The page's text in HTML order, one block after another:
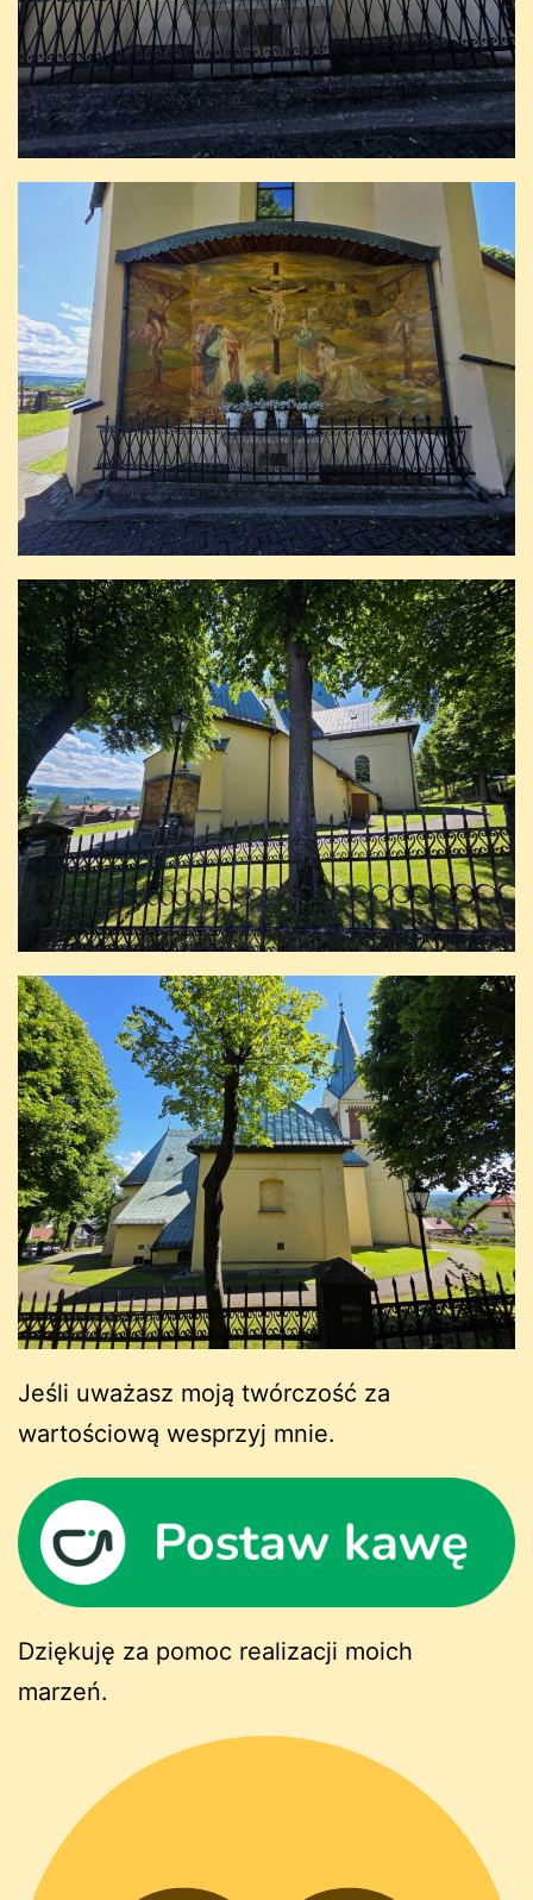
Jeśli uważasz moją twórczość za
wartościową wesprzyj mnie.
Dziękuję za pomoc realizacji moich
marzeń.